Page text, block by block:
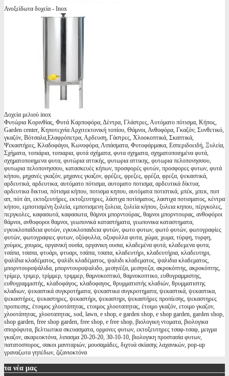
Ανοξείδωτα δοχεία - Inox
Δοχεία μελιού inox
Φυτώρια Κορινθίας, Φυτά Καρποφόρα, Δέντρα, Γλάστρες, Αυτόματο πότισμα, Κήπος,
Garden center, Κηποτεχνία Αρχιτεκτονική τοπίου, Θάμνοι, Ανθοφόρα, Γκαζόν, Συνθετικό,
γκαζόν, Βότσαλα,Ελαφρόπετρα, Αρδευση, Γάστρες, Χλοοκοπτικά, Σκαπτικά,
Ψεκαστήρες, Κλαδοφάγοι, Κωνοφόρα, Λιπάσματα, Φυτοφάρμακα, Εσπεριδοειδή, Ξυλεία,
Σχήματα, τοπιάρια, τοπιαρια, φυτά σχήματα, φυτα σχηματα, σχηματοποιημένα φυτά,
σχηματοποιημενα φυτα, φυτώρια αττικής, φυτωρια αττικης, φυτωρια πελοπονησσου,
φυτωρια πελοπονησσου, κατασκευές κήπων, προσφορές φυτών, προσφορες φυτων, φυτά
κήπου, μηχανές γκαζόν, μηχανες γκαζον, φρέζες, φρεζες, φρέζα, φρεζα, ψεκαστικά,
αρδευτικά, αρδευτικα, αυτόματο πότισμα, αυτοματο ποτισμα, αρδευτικά δίκτυα,
αρδευτικα δικτυα, πότισμα κήπου, ποτισμα κηπου, αυτόματα ποτιστικά, μπέκ, μπεκ, ποπ
απ, πόπ άπ, εκτοξευτήρες, εκτοξευτηρες, λάστιχα ποτίσματος, λαστιχα ποτισματος, κέντρα
κήπου, εμποτισμένη ξυλεία, εμποτισμενη ξυλεια, ξυλεία κήπου, ξυλεια κηπου, πέργκολες,
περγκολες, καφασωτά, καφασωτα, θάμνοι μπορντούρας, θαμνοι μπορντουρας, ανθοφόροι
θάμνοι, ανθοφοροι θαμνοι, γεωπονικά καταστήματα, γεωπονικα καταστηματα,
εγκυκλοπαίδεια φυτών, εγκυκλοπαιδεια φυτών, φωτο φυτων, φωτό φυτών, φωτογραφίες
φυτών, φωτογραφιες φυτων, οξύφυλλα, οξυφυλλα φυτα, χώμα, χωμα, τύρφη, τυρφη,
χούμος, χουμος, οργανική ουσία, οργανικη ουσια, κλαδεμένα φυτά, κλαδεμενα φυτα,
τσάπα, τσαπα, φτυάρι, φτυαρι, τσάπα, τσαπα, κλαδευτήρι, κλαδευτήρια, κλαδευτηρι,
ψαλίδια κλαδέματος, ψαλίδι κλαδέματος, ψαλιδι κλαδεματος, ψαλιδια κλαδεματος,
μπορντουροψάλιδα, μπορντουροψαλιδο, μεσηνέζα, μεσηνεζα, ακροκόπτης, ακροκόπτης,
τρίμερ, τριμερ, τρίμμερ, τριμμερ, θαμνοκοπτικό, θαμνοκοπτικο, ευθυγραμμιστης,
ευθυγραμμιστής, κλαδοφάγος, κλαδοφαγος, θρυμματιστής κλαδιών, θρυμματιστης
κλαδιων, ψεκαστικά συγκροτήματα, ψεκαστικα συγκροτηματα, ψεκαστικά, ψεκαστικα,
ψεκαστήρες, ψεκαστηρες, ψεκαστήρι, ψεκαστηρι, ψεκαστήρες προπίεσης, ψεκαστηρες
προπιεσης, έτοιμος χλοοτάπητας, ετοιμος χλοοταπητας, έτοιμο γκαζόν, ετοιμο γκαζον,
χλοοτάπητας, χλοοταπητας, sod, lawn, e shop, e garden shop, e shop garden, garden shop,
shop garden, free shop garden, free shop, e free shop, βιολογικη ντοματα, βιολογικα
σπορόφυτα, βελτιωτικα σκευασματα, ορμονες φυτων, εκτοξευτηρες τσαφ-τσαφ, μειγμα
γκαζον, ακαρεοκτόνα, λιπασμα 20-20-20, 30-10-10, βιολογικη προστασία φυτων,
πατατοσπορος, σακοι μανιταριών, μουσαμάδες, διχτυά σκίασης λαχανικών, pop-up
γραναζωτα γηπέδων, ζιζανιοκτόνα
τα νέα μας